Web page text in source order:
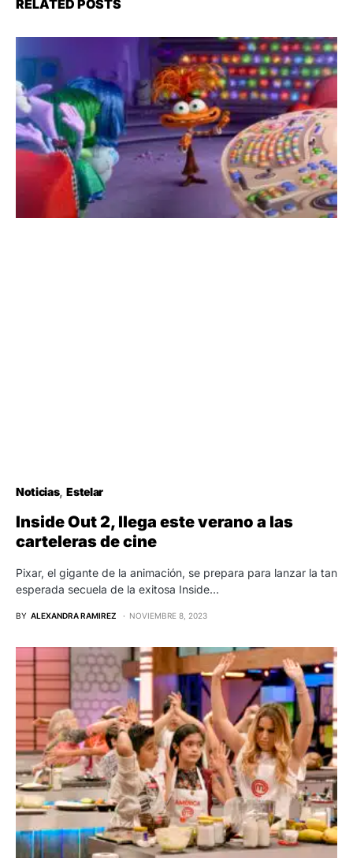
RELATED POSTS
Noticias Estelar
Inside Out 2, llega este verano a las
carteleras de cine
Pixar, el gigante de la animación, se prepara para lanzar la tan
esperada secuela de la exitosa Inside…
BY ALEXANDRA RAMIREZ NOVIEMBRE 8, 2023